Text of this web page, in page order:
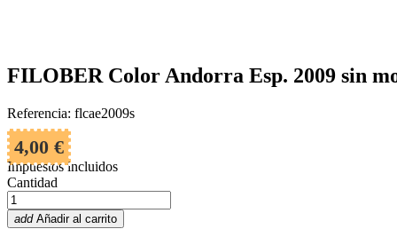
FILOBER Color Andorra Esp. 2009 sin
Referencia: flcae2009s
4,00 €
Impuestos incluidos
Cantidad
add Añadir al carrito